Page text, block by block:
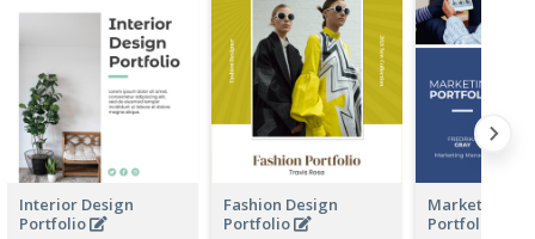
Interior Design
Portfolio
Fashion Design
Portfolio
Marketing
Portfolio